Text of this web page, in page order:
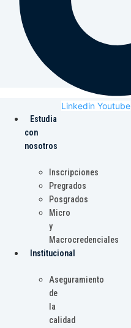
Linkedin Youtube
Estudia
con
nosotros
Inscripciones
Pregrados
Posgrados
Micro
y
Macrocredenciales
Institucional
Aseguramiento
de
la
calidad